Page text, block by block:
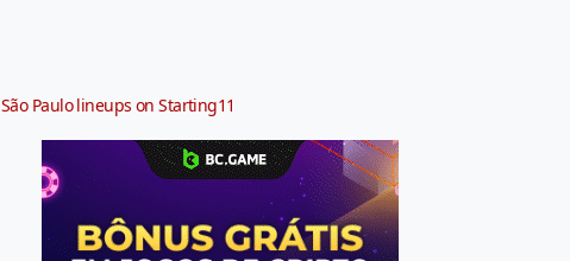
São Paulo lineups on Starting11